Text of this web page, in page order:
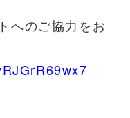
へのご協力をお